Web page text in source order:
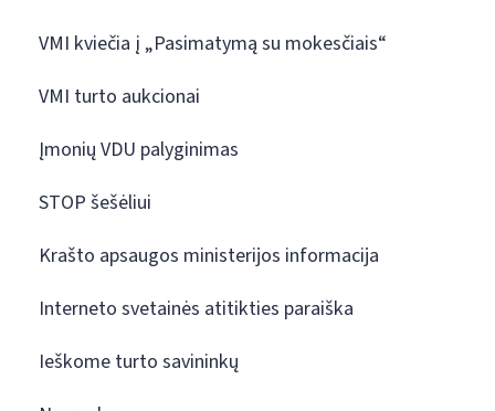
VMI kviečia į „Pasimatymą su mokesčiais“
VMI turto aukcionai
Įmonių VDU palyginimas
STOP šešėliui
Krašto apsaugos ministerijos informacija
Interneto svetainės atitikties paraiška
Ieškome turto savininkų